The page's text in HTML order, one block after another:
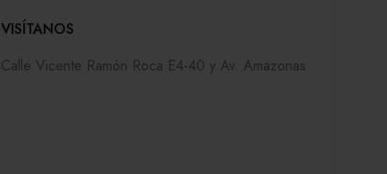
VISÍTANOS
Calle Vicente Ramón Roca E4-40 y Av. Amazonas